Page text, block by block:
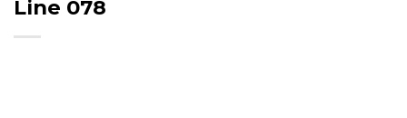
Line 078